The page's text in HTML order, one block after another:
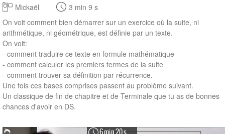
Mickaël
3 min 9 s
On voit comment bien démarrer sur un exercice où la suite, ni
arithmétique, ni géométrique, est définie par un texte.
On voit:
- comment traduire ce texte en formule mathématique
- comment calculer les premiers termes de la suite
- comment trouver sa définition par récurrence.
Une fois ces bases comprises passent au problème suivant.
Un classique de fin de chapitre et de Terminale que tu as de bonnes
chances d'avoir en DS.